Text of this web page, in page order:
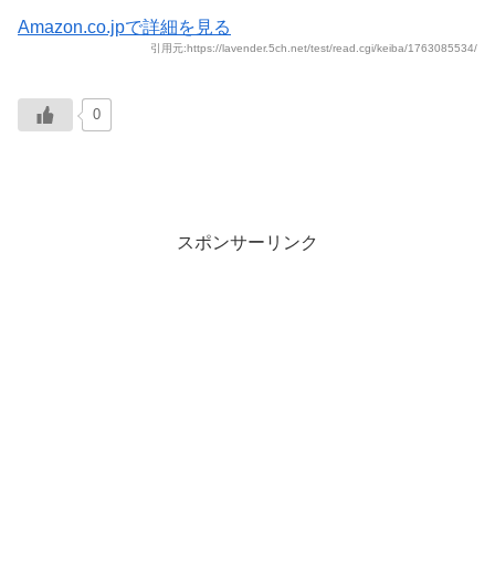
Amazon.co.jpで詳細を見る
引用元:https://lavender.5ch.net/test/read.cgi/keiba/1763085534/
0
スポンサーリンク